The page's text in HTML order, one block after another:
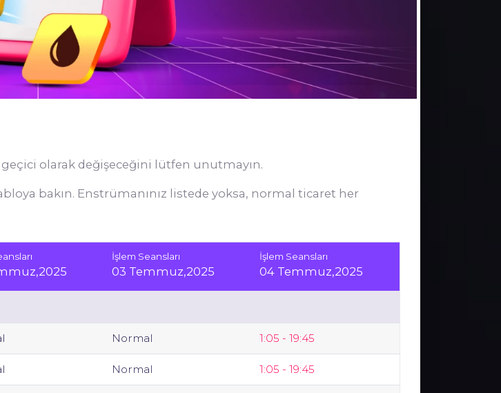
olarak değişeceğini lütfen unutmayın.
bakın. Enstrümanınız listede yoksa, normal ticaret her
İşlem Seansları
03 Temmuz,2025
İşlem Seansları
04 Temmuz,2025
Normal 1:05 - 19:45
Normal 1:05 - 19:45